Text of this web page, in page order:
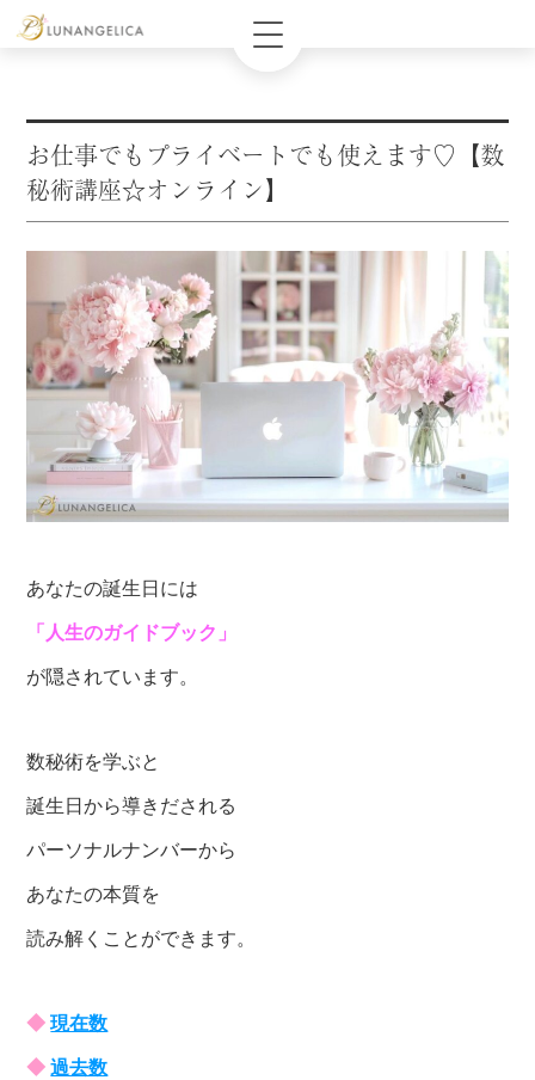
お仕事でもプライベートでも使えます♡【数
秘術講座☆オンライン】
あなたの誕生日には
「人生のガイドブック」
が隠されています。
数秘術を学ぶと
誕生日から導きだされる
パーソナルナンバーから
あなたの本質を
読み解くことができます。
◆ 現在数
◆ 過去数